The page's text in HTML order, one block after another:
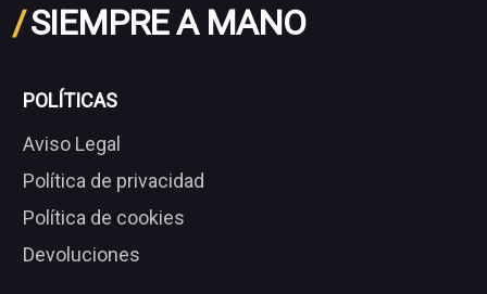
/SIEMPRE A MANO
POLÍTICAS
Aviso Legal
Política de privacidad
Política de cookies
Devoluciones